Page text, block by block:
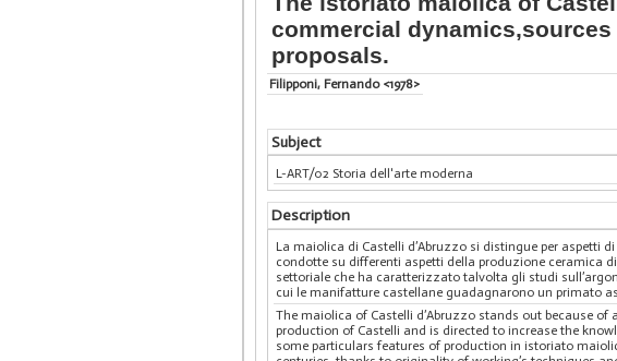
commercial
proposals.
Filipponi, Fernando <1978>
Subject
L-ART/02 Storia dell'arte moderna
Description
La maiolica di Castelli d’Abruzzo si distingue per aspetti
condotte su differenti aspetti della produzione ceramica
settoriale che ha caratterizzato talvolta gli studi
cui le manifatture castellane guadagnarono un primato
The maiolica of Castelli d’Abruzzo stands out because
production of Castelli and is directed to increase the
some particulars features of production in istoriato